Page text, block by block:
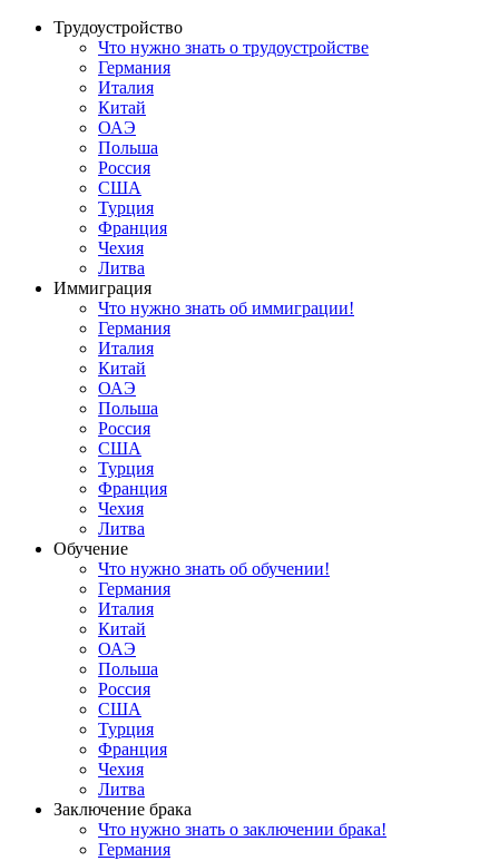
Трудоустройство
Что нужно знать о трудоустройстве
Германия
Италия
Китай
ОАЭ
Польша
Россия
США
Турция
Франция
Чехия
Литва
Иммиграция
Что нужно знать об иммиграции!
Германия
Италия
Китай
ОАЭ
Польша
Россия
США
Турция
Франция
Чехия
Литва
Обучение
Что нужно знать об обучении!
Германия
Италия
Китай
ОАЭ
Польша
Россия
США
Турция
Франция
Чехия
Литва
Заключение брака
Что нужно знать о заключении брака!
Германия